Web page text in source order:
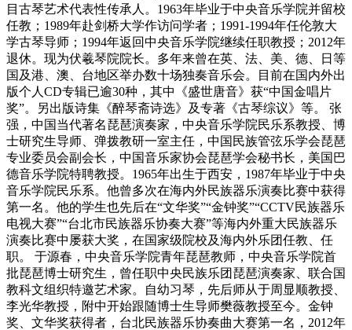
目古琴艺术代表性传承人。1963年毕业于中央音乐学院并留校
任教；1989年赴剑桥大学作访问学者；1991-1994年任伦敦大
学古琴导师；1994年返回中央音乐学院继续任职教授；2012年
退休。现为伏羲琴院院长。多年来曾在英、法、美、德、日等
国及港、澳、台地区举办数十场独奏音乐会。目前在国内外出
版个人CD专辑已逾30种，其中《盛世唐音》获“中国金唱片
奖”。另出版诗集《醉琴斋诗选》及专著《古琴综议》等。 张
强，中国当代著名琵琶演奏家，中央音乐学院民乐系教授、博
士研究生导师、弹拨教研一室主任，中国民族管弦乐学会琵琶
专业委员会副会长，中国音乐家协会琵琶学会秘书长，美国巴
德音乐学院特聘教授。1965年出生于西安，1987年毕业于中央
音乐学院民乐系。他曾多次在海内外民族器乐演奏比赛中获得
第一名。他的学生也先后在“文华奖”“金钟奖”“CCTV民族器乐
电视大赛”“台北市民族器乐协奏大赛”等海内外重大民族器乐
演奏比赛中屡获大奖，在国家级院校及海内外乐团任教、任
职。 于源春，中央音乐学院青年琵琶教师，中央音乐学院首
批琵琶博士研究生，曾任职中央民族乐团琵琶演奏家、联合国
教科文组织特邀艺术家。自幼习琴，先后师从于周显顺教授、
李光华教授，附中开始跟随博士生导师樊薇教授至今。金钟
奖、文华奖获得者，台北民族器乐协奏曲大赛第一名，2012年